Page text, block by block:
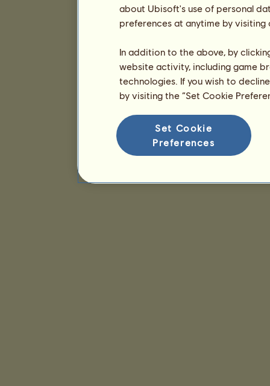
about Ubisoft's use of personal
preferences at anytime by
In addition to the above, by
website activity, including game
technologies. If you wish to
by visiting the “Set Cookie
Set Cookie
Preferences